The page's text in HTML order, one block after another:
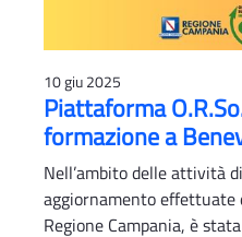
10 giu 2025
Piattaforma
formazione a
Nell’ambito delle attività
aggiornamento effettuate
Regione Campania, è